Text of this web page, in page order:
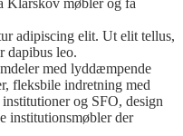
adipiscing elit. Ut elit tellus,
dapibus leo.